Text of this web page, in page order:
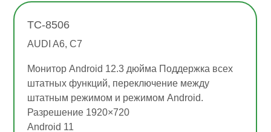
Монитор Android 12.3 дюйма Поддержка всех
штатных функций, переключение между
штатным режимом и режимом Android.
Разрешение 1920×720
Android 11
TC-8506
AUDI A6, C7